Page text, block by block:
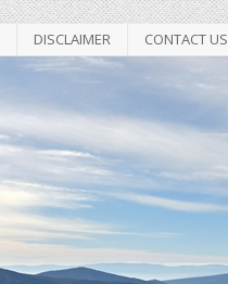
DISCLAIMER CONTACT US